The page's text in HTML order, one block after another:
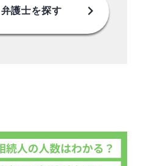
弁護士を探す chevron_right